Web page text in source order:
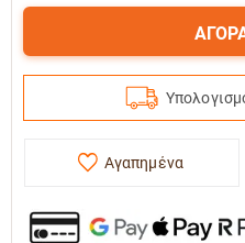
Αγαπημένα